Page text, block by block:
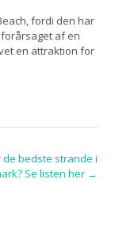
fordi den har
af en
en attraktion for
de bedste strande i
Se listen her →